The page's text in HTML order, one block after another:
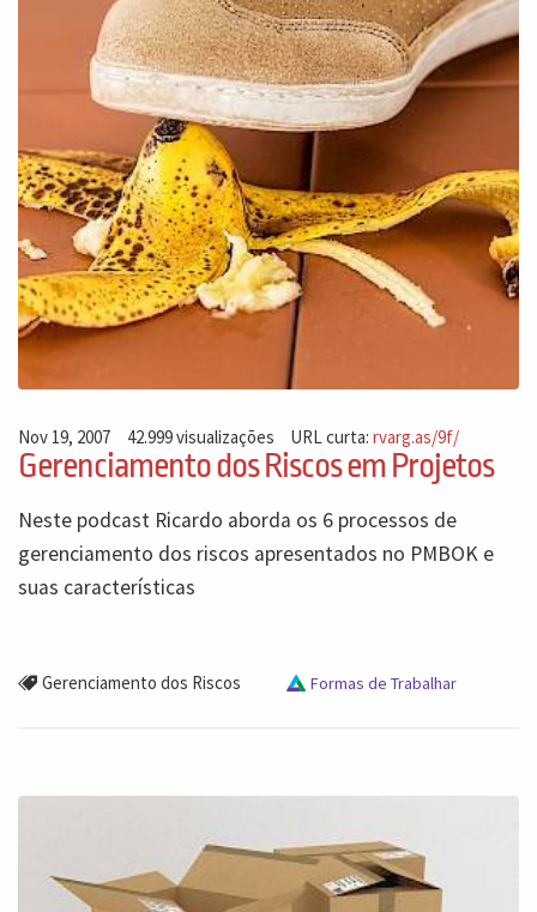
Nov 19, 2007 42.999 visualizações URL curta:rvarg.as/9f/
Gerenciamento dos Riscos em Projetos
Neste podcast Ricardo aborda os 6 processos de
gerenciamento dos riscos apresentados no PMBOK e
suas características
Gerenciamento dos Riscos Formas de Trabalhar